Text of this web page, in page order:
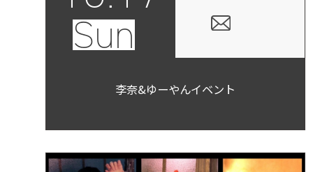
Sun
李奈&ゆーやんイベント